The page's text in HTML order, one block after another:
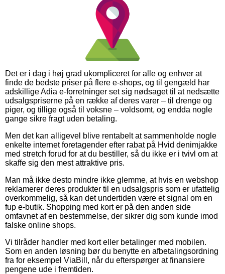
Det er i dag i høj grad ukompliceret for alle og enhver at
finde de bedste priser på flere e-shops, og til gengæld har
adskillige Adia e-forretninger set sig nødsaget til at nedsætte
udsalgspriserne på en række af deres varer – til drenge og
piger, og tillige også til voksne – voldsomt, og endda nogle
gange sikre fragt uden betaling.
Men det kan alligevel blive rentabelt at sammenholde nogle
enkelte internet foretagender efter rabat på Hvid denimjakke
med stretch forud for at du bestiller, så du ikke er i tvivl om at
skaffe sig den mest attraktive pris.
Man må ikke desto mindre ikke glemme, at hvis en webshop
reklamerer deres produkter til en udsalgspris som er ufattelig
overkommelig, så kan det undertiden være et signal om en
fup e-butik. Shopping med kort er på den anden side
omfavnet af en bestemmelse, der sikrer dig som kunde imod
falske online shops.
Vi tilråder handler med kort eller betalinger med mobilen.
Som en anden løsning bør du benytte en afbetalingsordning
fra for eksempel ViaBill, når du efterspørger at finansiere
pengene ude i fremtiden.